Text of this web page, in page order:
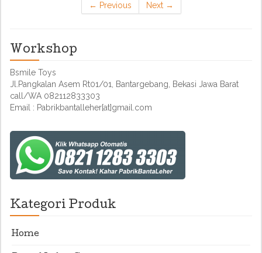
← Previous Next →
Workshop
Bsmile Toys
Jl.Pangkalan Asem Rt01/01, Bantargebang, Bekasi Jawa Barat
call/WA 082112833303
Email : Pabrikbantalleher[at]gmail.com
Kategori Produk
Home